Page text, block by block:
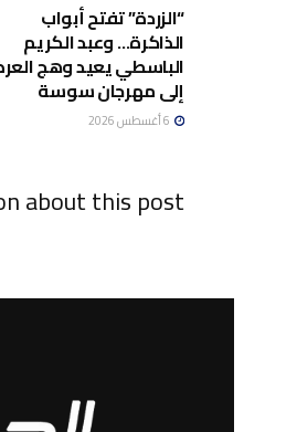
“الزردة” تفتح أبواب
الذاكرة… وعبد الكريم
الباسطي يعيد وهج
إلى مهرجان سوسة
about this post